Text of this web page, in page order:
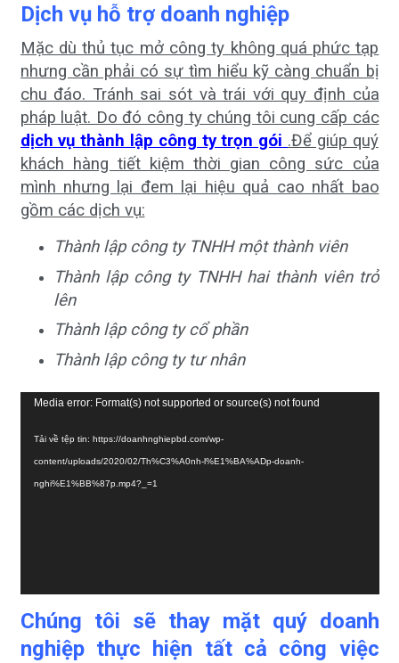
Dịch vụ hỗ trợ doanh nghiệp
Mặc dù thủ tục mở công ty không quá phức tạp
nhưng cần phải có sự tìm hiểu kỹ càng chuẩn bị
chu đáo. Tránh sai sót và trái với quy định của
pháp luật. Do đó công ty chúng tôi cung cấp các
dịch vụ thành lập công ty trọn gói .Để giúp quý
khách hàng tiết kiệm thời gian công sức của
mình nhưng lại đem lại hiệu quả cao nhất bao
gồm các dịch vụ:
Thành lập công ty TNHH một thành viên
Thành lập công ty TNHH hai thành viên trở
lên
Thành lập công ty cổ phần
Thành lập công ty tư nhân
Trình
Video
Media error: Format(s) not supported or source(s) not found
Tải về tệp tin: https://doanhnghiepbd.com/wp-
content/uploads/2020/02/Th%C3%A0nh-l%E1%BA%ADp-doanh-
nghi%E1%BB%87p.mp4?_=1
Chúng tôi sẽ thay mặt quý doanh
nghiệp thực hiện tất cả công việc